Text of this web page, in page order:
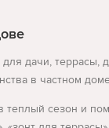
дачи,
в частном
сезон и